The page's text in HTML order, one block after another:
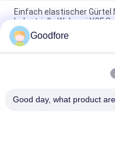
Einfach elastischer Gürtel
Industrielle Weberei YGF
Goodfore Jacquard
Bandloom Häkelmaschine
Goodfore
Good day, what product